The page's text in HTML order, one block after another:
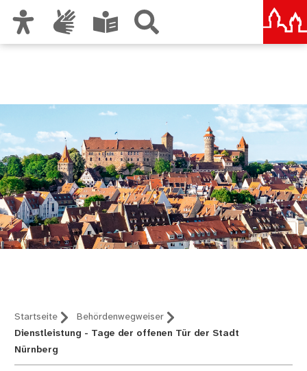
Startseite
Behördenwegweiser
Dienstleistung - Tage der offenen Tür der Stadt
Nürnberg